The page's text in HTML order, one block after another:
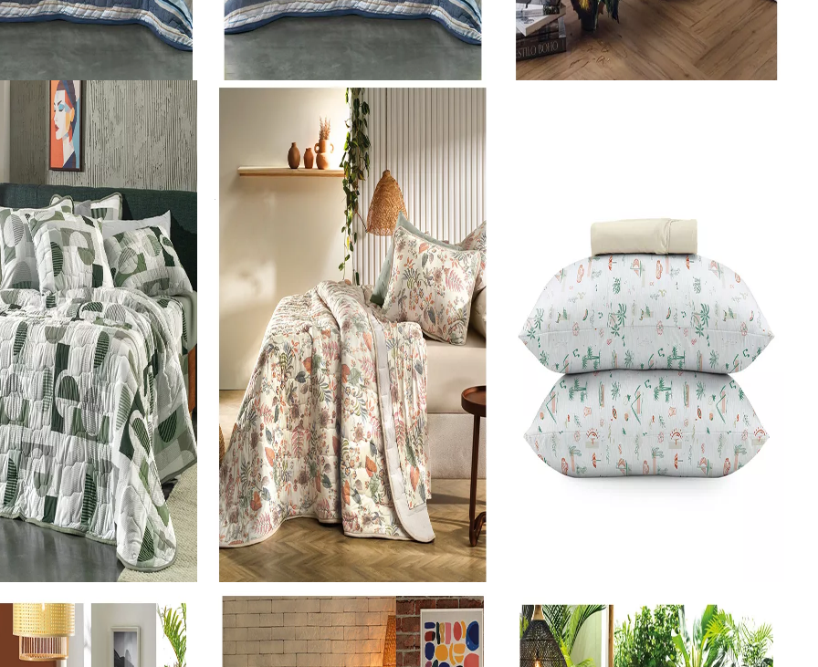
Jogo De Colcha Altenburg 3 Peças Malha 100% Algodao Horizons 2,60M X 2,40M
no Pix
de R$47,67sem juros
COMPRAR
Roupa de Cama Solteiro
R$ 332,22
33,22sem juros
COMPRAR
( 10% de desconto)
COMPRAR
Jogo De Colcha Altenburg 2 Peças Malha 100% Algodao Varanda 1,70M X 2,40M
Roupa de Cama Casal
Jogo De Cama Altenburg 3 Peças Brisa 05 1,38M X 1,88M X 30CM